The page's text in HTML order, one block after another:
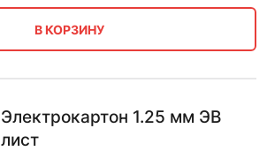
В КОРЗИНУ
Электрокартон 1.25 мм ЭВ
лист